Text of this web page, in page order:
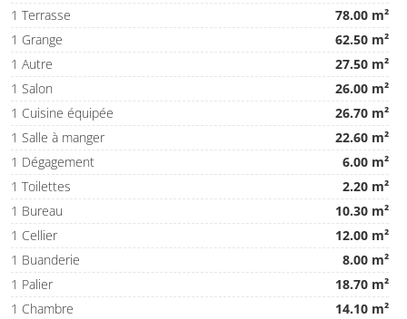
1 Terrasse
78.00 m²
1 Grange
62.50 m²
1 Autre
27.50 m²
1 Salon
26.00 m²
1 Cuisine équipée
26.70 m²
1 Salle à manger
22.60 m²
1 Dégagement
6.00 m²
1 Toilettes
2.20 m²
1 Bureau
10.30 m²
1 Cellier
12.00 m²
1 Buanderie
8.00 m²
1 Palier
18.70 m²
1 Chambre
14.10 m²